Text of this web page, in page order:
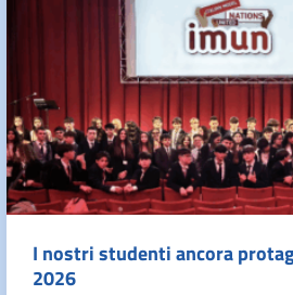
I nostri studenti ancora
2026